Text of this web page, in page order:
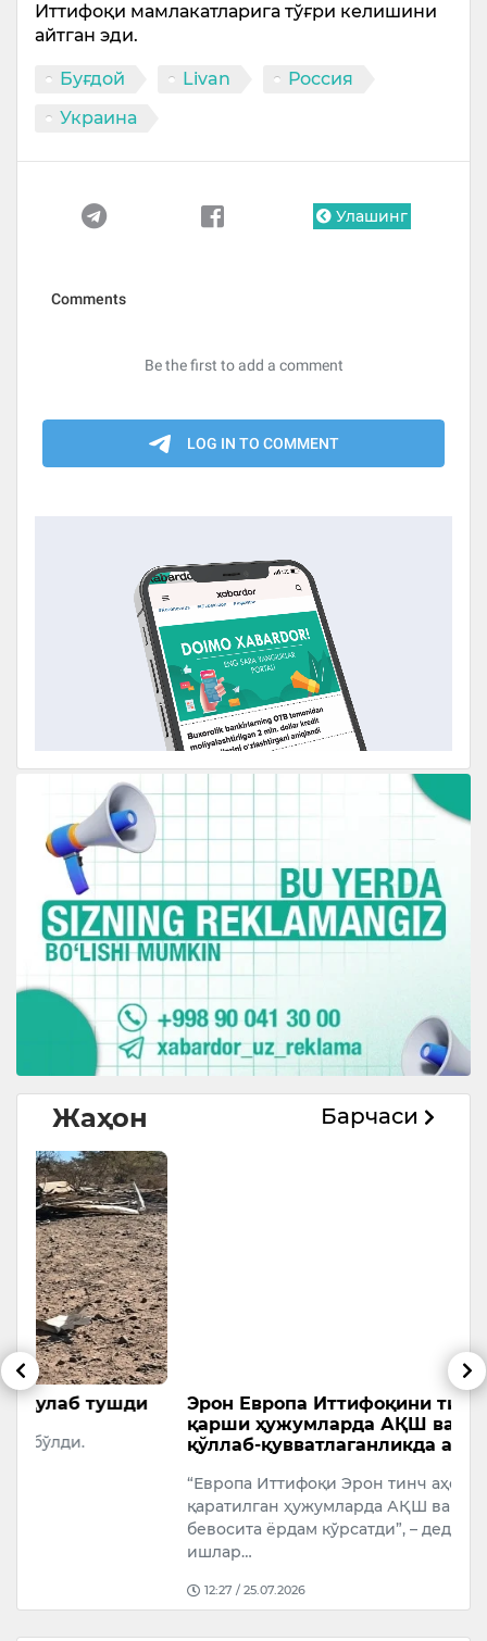
Иттифоқи мамлакатларига тўғри келишини
айтган эди.
Буғдой Livan
Россия
Украина
Улашинг
Жаҳон Барчаси
Эрон Европа Иттифоқини тинч аҳолига
қарши ҳужумларда АҚШ ва Исроилни
қўллаб-қувватлаганликда айблади
“Европа Иттифоқи Эрон тинч аҳолисига
қаратилган ҳужумларда АҚШ ва Исроилга
бевосита ёрдам кўрсатди”, – деди Эрон Ташқи